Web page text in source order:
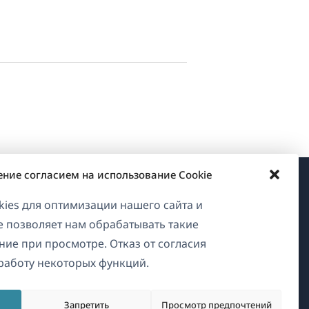
согласием на использование Cookie
для оптимизации нашего сайта и
позволяет нам обрабатывать такие
при просмотре. Отказ от согласия
некоторых функций.
Запретить Просмотр предпочтений
О WPML
GDPR и политика
конфиденциальности
Присоединяйтесь к нашей